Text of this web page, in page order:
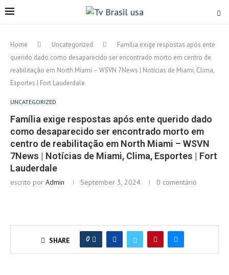
Home Uncategorized
Família exige respostas após ente
querido dado como desaparecido ser encontrado morto em centro de
reabilitação em North Miami – WSVN 7News | Notícias de Miami, Clima,
Esportes | Fort Lauderdale
UNCATEGORIZED
Família exige respostas após ente querido dado
como desaparecido ser encontrado morto em
centro de reabilitação em North Miami – WSVN
7News | Notícias de Miami, Clima, Esportes | Fort
Lauderdale
escrito por Admin September 3, 2024 0 comentário
SHARE 0